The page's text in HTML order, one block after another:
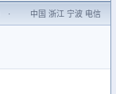
· 中国 浙江 宁波 电信